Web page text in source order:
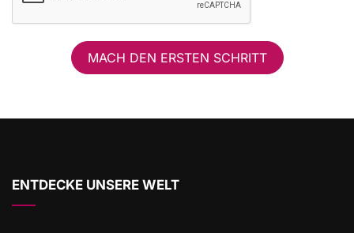
MACH DEN ERSTEN SCHRITT
ENTDECKE UNSERE WELT